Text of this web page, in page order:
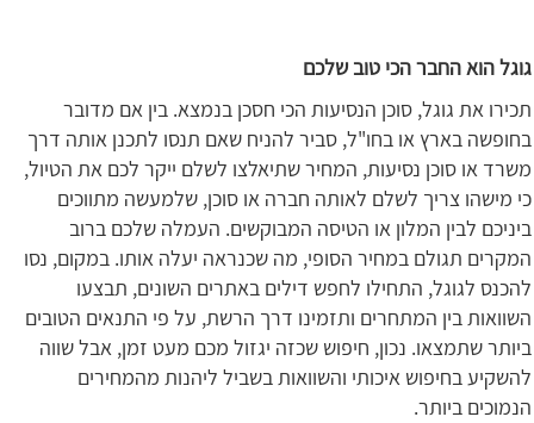
גוגל הוא החבר הכי טוב שלכם
תכירו את גוגל, סוכן הנסיעות הכי חסכן בנמצא. בין אם מדובר
בחופשה בארץ או בחו"ל, סביר להניח שאם תנסו לתכנן אותה דרך
משרד או סוכן נסיעות, המחיר שתיאלצו לשלם ייקר לכם את הטיול,
כי מישהו צריך לשלם לאותה חברה או סוכן, שלמעשה מתווכים
ביניכם לבין המלון או הטיסה המבוקשים. העמלה שלכם ברוב
המקרים תגולם במחיר הסופי, מה שכנראה יעלה אותו. במקום, נסו
להכנס לגוגל, התחילו לחפש דילים באתרים השונים, תבצעו
השוואות בין המתחרים ותזמינו דרך הרשת, על פי התנאים הטובים
ביותר שתמצאו. נכון, חיפוש שכזה יגזול מכם מעט זמן, אבל שווה
להשקיע בחיפוש איכותי והשוואות בשביל ליהנות מהמחירים
הנמוכים ביותר.